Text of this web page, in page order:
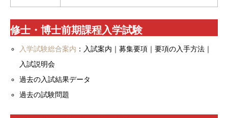
修士・博士前期課程入学試験
入学試験総合案内 ：入試案内｜募集要項｜要項の入手方法｜
入試説明会
過去の入試結果データ
過去の試験問題